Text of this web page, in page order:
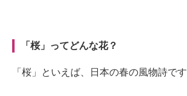
「桜」ってどんな花？
「桜」といえば、日本の春の風物詩です